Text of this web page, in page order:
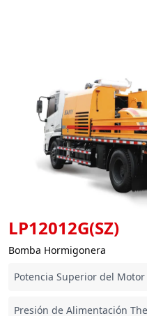
LP12012G(SZ)
Bomba Hormigonera
Potencia Superior del Motor
Presión de Alimentación